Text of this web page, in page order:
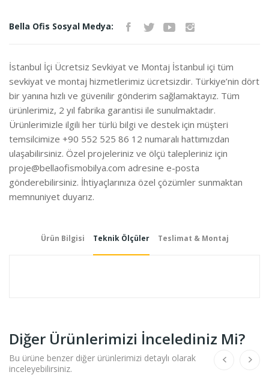
Bella Ofis Sosyal Medya:
İstanbul İçi Ücretsiz Sevkiyat ve Montaj İstanbul içi tüm
sevkiyat ve montaj hizmetlerimiz ücretsizdir. Türkiye’nin dört
bir yanına hızlı ve güvenilir gönderim sağlamaktayız. Tüm
ürünlerimiz, 2 yıl fabrika garantisi ile sunulmaktadır.
Ürünlerimizle ilgili her türlü bilgi ve destek için müşteri
temsilcimize +90 552 525 86 12 numaralı hattımızdan
ulaşabilirsiniz. Özel projeleriniz ve ölçü talepleriniz için
proje@bellaofismobilya.com adresine e-posta
gönderebilirsiniz. İhtiyaçlarınıza özel çözümler sunmaktan
memnuniyet duyarız.
Ürün Bilgisi Teknik Ölçüler Teslimat & Montaj
Diğer Ürünlerimizi İncelediniz Mi?
Bu ürüne benzer diğer ürünlerimizi detaylı olarak
inceleyebilirsiniz.